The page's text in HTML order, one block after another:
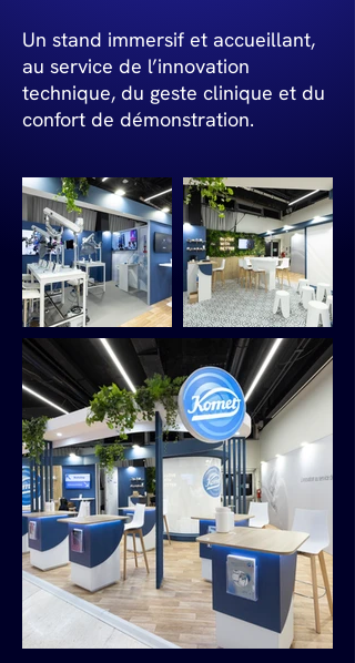
Un stand immersif et accueillant,
au service de l’innovation
technique, du geste clinique et du
confort de démonstration.